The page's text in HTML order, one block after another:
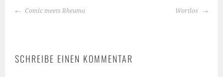
BEITRAGS-
Comic meets Rheuma Wortlos
SCHREIBE EINEN KOMMENTAR